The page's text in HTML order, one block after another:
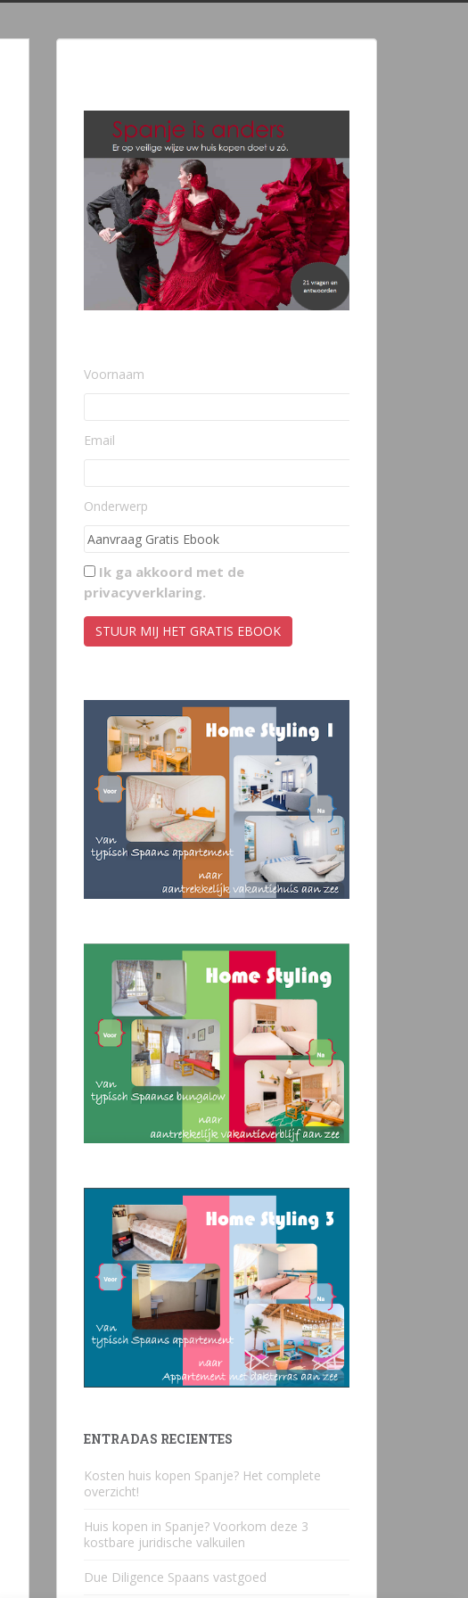
Voornaam
Email
Onderwerp
Ik ga akkoord met de
privacyverklaring.
ENTRADAS RECIENTES
Kosten huis kopen Spanje? Het complete
overzicht!
Huis kopen in Spanje? Voorkom deze 3
kostbare juridische valkuilen
Due Diligence Spaans vastgoed